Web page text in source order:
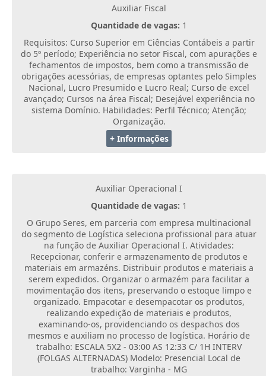
Auxiliar Fiscal
Quantidade de vagas: 1
Requisitos: Curso Superior em Ciências Contábeis a partir
do 5º período; Experiência no setor Fiscal, com apurações e
fechamentos de impostos, bem como a transmissão de
obrigações acessórias, de empresas optantes pelo Simples
Nacional, Lucro Presumido e Lucro Real; Curso de excel
avançado; Cursos na área Fiscal; Desejável experiência no
sistema Domínio. Habilidades: Perfil Técnico; Atenção;
Organização.
+ Informações
Auxiliar Operacional I
Quantidade de vagas: 1
O Grupo Seres, em parceria com empresa multinacional
do segmento de Logística seleciona profissional para atuar
na função de Auxiliar Operacional I. Atividades:
Recepcionar, conferir e armazenamento de produtos e
materiais em armazéns. Distribuir produtos e materiais a
serem expedidos. Organizar o armazém para facilitar a
movimentação dos itens, preservando o estoque limpo e
organizado. Empacotar e desempacotar os produtos,
realizando expedição de materiais e produtos,
examinando-os, providenciando os despachos dos
mesmos e auxiliam no processo de logística. Horário de
trabalho: ESCALA 5X2 - 03:00 AS 12:33 C/ 1H INTERV
(FOLGAS ALTERNADAS) Modelo: Presencial Local de
trabalho: Varginha - MG